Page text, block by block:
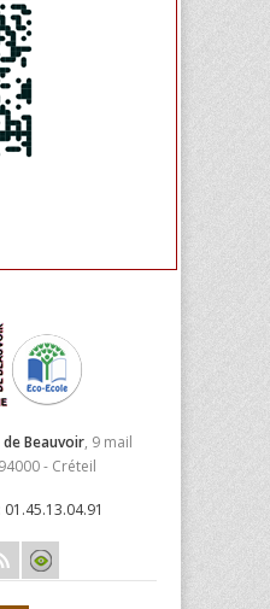
Beauvoir, 9 mail
- Créteil
01.45.13.04.91